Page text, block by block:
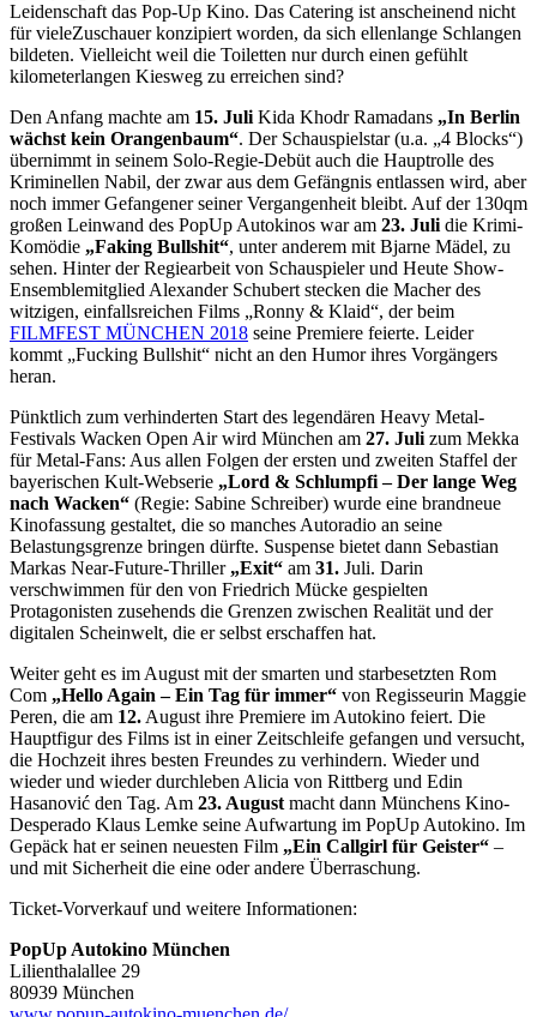
Leidenschaft das Pop-Up Kino. Das Catering ist anscheinend nicht
für vieleZuschauer konzipiert worden, da sich ellenlange Schlangen
bildeten. Vielleicht weil die Toiletten nur durch einen gefühlt
kilometerlangen Kiesweg zu erreichen sind?
Den Anfang machte am 15. Juli Kida Khodr Ramadans „In Berlin
wächst kein Orangenbaum“. Der Schauspielstar (u.a. „4 Blocks“)
übernimmt in seinem Solo-Regie-Debüt auch die Hauptrolle des
Kriminellen Nabil, der zwar aus dem Gefängnis entlassen wird, aber
noch immer Gefangener seiner Vergangenheit bleibt. Auf der 130qm
großen Leinwand des PopUp Autokinos war am 23. Juli die Krimi-
Komödie „Faking Bullshit“, unter anderem mit Bjarne Mädel, zu
sehen. Hinter der Regiearbeit von Schauspieler und Heute Show-
Ensemblemitglied Alexander Schubert stecken die Macher des
witzigen, einfallsreichen Films „Ronny & Klaid“, der beim
FILMFEST MÜNCHEN 2018 seine Premiere feierte. Leider
kommt „Fucking Bullshit“ nicht an den Humor ihres Vorgängers
heran.
Pünktlich zum verhinderten Start des legendären Heavy Metal-
Festivals Wacken Open Air wird München am 27. Juli zum Mekka
für Metal-Fans: Aus allen Folgen der ersten und zweiten Staffel der
bayerischen Kult-Webserie „Lord & Schlumpfi – Der lange Weg
nach Wacken“ (Regie: Sabine Schreiber) wurde eine brandneue
Kinofassung gestaltet, die so manches Autoradio an seine
Belastungsgrenze bringen dürfte. Suspense bietet dann Sebastian
Markas Near-Future-Thriller „Exit“ am 31. Juli. Darin
verschwimmen für den von Friedrich Mücke gespielten
Protagonisten zusehends die Grenzen zwischen Realität und der
digitalen Scheinwelt, die er selbst erschaffen hat.
Weiter geht es im August mit der smarten und starbesetzten Rom
Com „Hello Again – Ein Tag für immer“ von Regisseurin Maggie
Peren, die am 12. August ihre Premiere im Autokino feiert. Die
Hauptfigur des Films ist in einer Zeitschleife gefangen und versucht,
die Hochzeit ihres besten Freundes zu verhindern. Wieder und
wieder und wieder durchleben Alicia von Rittberg und Edin
Hasanović den Tag. Am 23. August macht dann Münchens Kino-
Desperado Klaus Lemke seine Aufwartung im PopUp Autokino. Im
Gepäck hat er seinen neuesten Film „Ein Callgirl für Geister“ –
und mit Sicherheit die eine oder andere Überraschung.
Ticket-Vorverkauf und weitere Informationen:
PopUp Autokino München
Lilienthalallee 29
80939 München